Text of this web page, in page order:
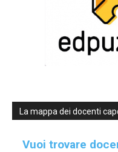
La mappa dei docenti
Vuoi trovare